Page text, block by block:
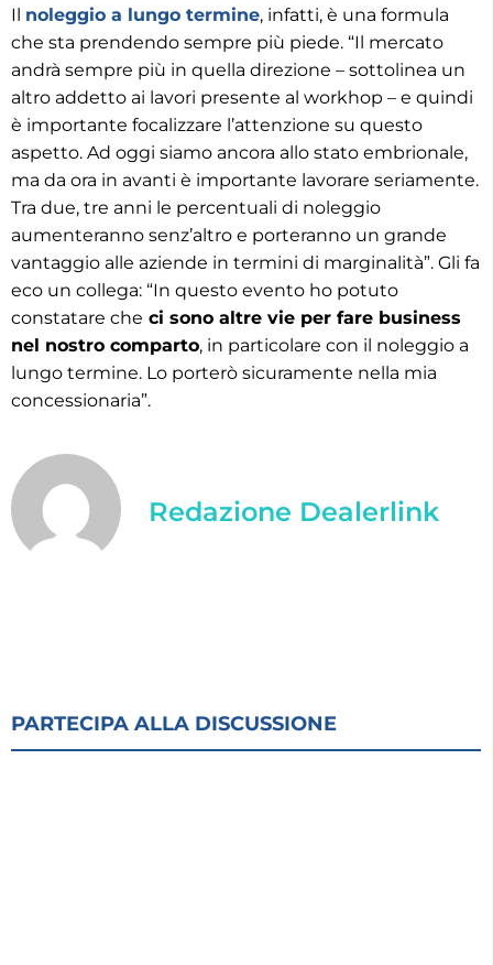
Il noleggio a lungo termine, infatti, è una formula
che sta prendendo sempre più piede. “Il mercato
andrà sempre più in quella direzione – sottolinea un
altro addetto ai lavori presente al workhop – e quindi
è importante focalizzare l’attenzione su questo
aspetto. Ad oggi siamo ancora allo stato embrionale,
ma da ora in avanti è importante lavorare seriamente.
Tra due, tre anni le percentuali di noleggio
aumenteranno senz’altro e porteranno un grande
vantaggio alle aziende in termini di marginalità”. Gli fa
eco un collega: “In questo evento ho potuto
constatare che ci sono altre vie per fare business
nel nostro comparto, in particolare con il noleggio a
lungo termine. Lo porterò sicuramente nella mia
concessionaria”.
Redazione Dealerlink
PARTECIPA ALLA DISCUSSIONE